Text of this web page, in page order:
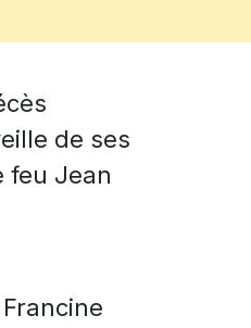
de ses
feu Jean